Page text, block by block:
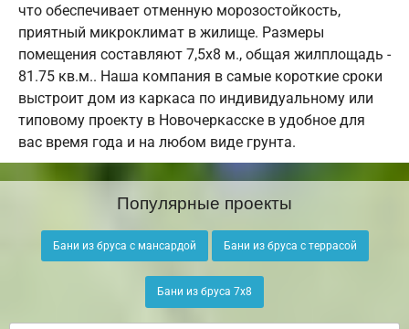
что обеспечивает отменную морозостойкость,
приятный микроклимат в жилище. Размеры
помещения составляют 7,5х8 м., общая жилплощадь -
81.75 кв.м.. Наша компания в самые короткие сроки
выстроит дом из каркаса по индивидуальному или
типовому проекту в Новочеркасске в удобное для
вас время года и на любом виде грунта.
Популярные проекты
Бани из бруса с мансардой Бани из бруса с террасой
Бани из бруса 7х8